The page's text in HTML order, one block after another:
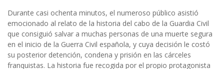
Durante casi ochenta minutos, el numeroso público asistió
emocionado al relato de la historia del cabo de la Guardia Civil
que consiguió salvar a muchas personas de una muerte segura
en el inicio de la Guerra Civil española, y cuya decisión le costó
su posterior detención, condena y prisión en las cárceles
franquistas. La historia fue recogida por el propio protagonista